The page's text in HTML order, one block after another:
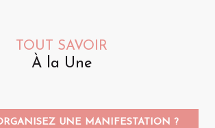
TOUT SAVOIR
À la Une
UNE MANIFESTATION ?